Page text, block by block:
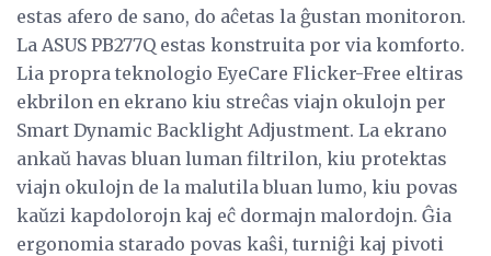
estas afero de sano, do aĉetas la ĝustan monitoron.
La ASUS PB277Q estas konstruita por via komforto.
Lia propra teknologio EyeCare Flicker-Free eltiras
ekbrilon en ekrano kiu streĉas viajn okulojn per
Smart Dynamic Backlight Adjustment. La ekrano
ankaŭ havas bluan luman filtrilon, kiu protektas
viajn okulojn de la malutila bluan lumo, kiu povas
kaŭzi kapdolorojn kaj eĉ dormajn malordojn. Ĝia
ergonomia starado povas kaŝi, turniĝi kaj pivoti